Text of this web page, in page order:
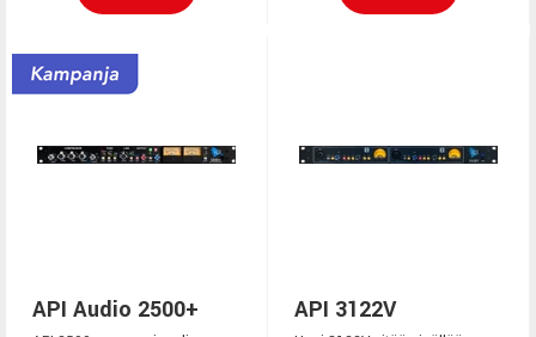
API Audio 2500+ API 3122V